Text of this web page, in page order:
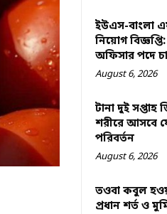
ইউএস-বাংলা
নিয়োগ
অফিসার পদে
August 6, 2026
টানা দুই সপ্তাহ
শরীরে আসবে
পরিবর্তন
August 6, 2026
তওবা কবুল
প্রধান শর্ত ও